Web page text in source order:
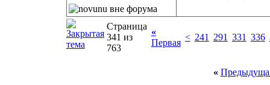
Страница
341 из
763
«
Первая
< 241 291 331 336
«